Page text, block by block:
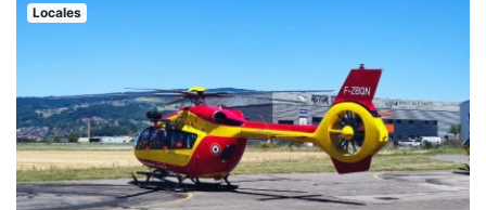
Locales